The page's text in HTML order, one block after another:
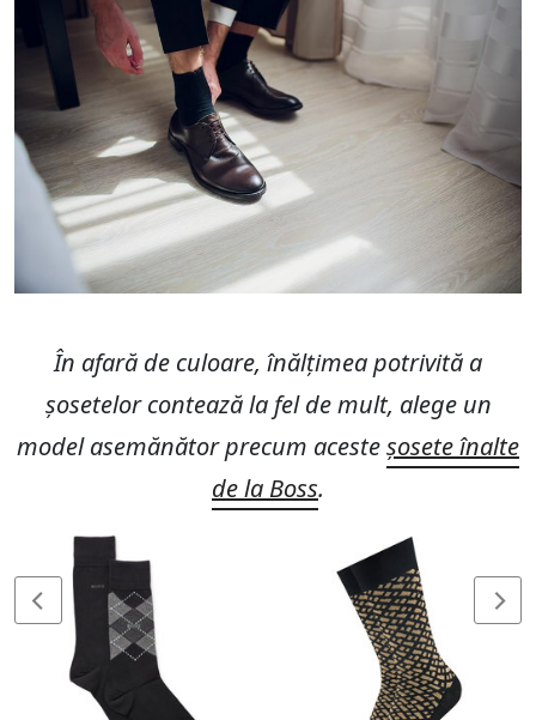
În afară de culoare, înălțimea potrivită a
șosetelor contează la fel de mult, alege un
model asemănător precum acesteșosete înalte
de la Boss.